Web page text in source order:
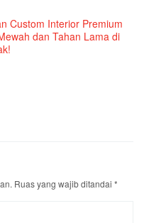
Custom Interior Premium
dan Tahan Lama di
Ruas yang wajib ditandai *